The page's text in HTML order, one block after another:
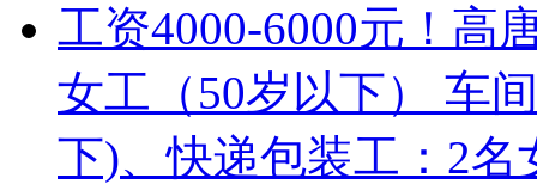
工资4000-6000元！高
女工（50岁以下） 车
下)、快递包装工：2